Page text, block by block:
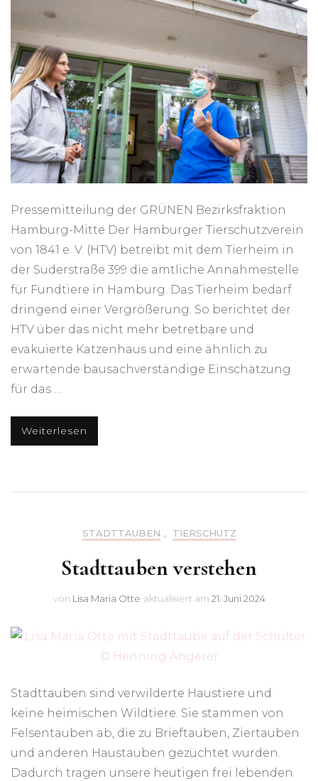
Pressemitteilung der GRÜNEN Bezirksfraktion
Hamburg-Mitte Der Hamburger Tierschutzverein
von 1841 e. V. (HTV) betreibt mit dem Tierheim in
der Süderstraße 399 die amtliche Annahmestelle
für Fundtiere in Hamburg. Das Tierheim bedarf
dringend einer Vergrößerung. So berichtet der
HTV über das nicht mehr betretbare und
evakuierte Katzenhaus und eine ähnlich zu
erwartende bausachverständige Einschätzung
für das …
Weiterlesen
STADTTAUBEN , TIERSCHUTZ
Stadttauben verstehen
von Lisa Maria Otte aktualisiert am 21. Juni 2024
Stadttauben sind verwilderte Haustiere und
keine heimischen Wildtiere. Sie stammen von
Felsentauben ab, die zu Brieftauben, Ziertauben
und anderen Haustauben gezüchtet wurden.
Dadurch tragen unsere heutigen frei lebenden